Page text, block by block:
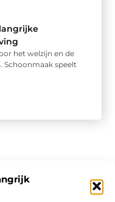
het welzijn en de
Schoonmaak speelt